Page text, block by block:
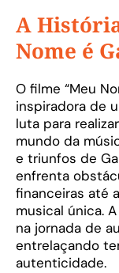
A
Nome é
O filme “Meu
inspiradora de
luta para
mundo da
e triunfos de
enfrenta
financeiras até
musical única.
na jornada de
entrelaçando
autenticidade.